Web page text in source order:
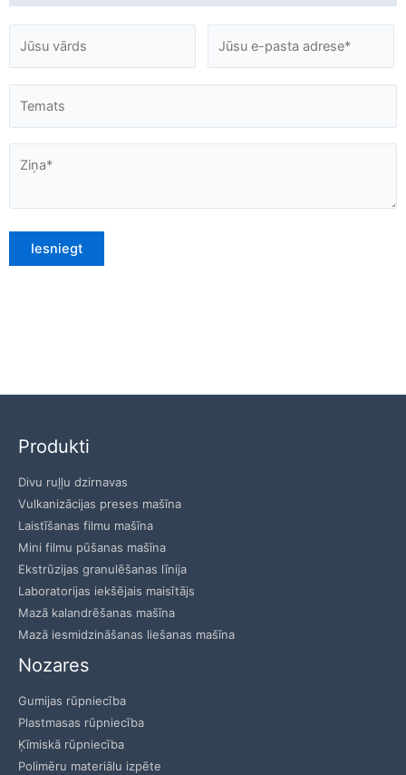
Produkti
Divu ruļļu dzirnavas
Vulkanizācijas preses mašīna
Laistīšanas filmu mašīna
Mini filmu pūšanas mašīna
Ekstrūzijas granulēšanas līnija
Laboratorijas iekšējais maisītājs
Mazā kalandrēšanas mašīna
Mazā iesmidzināšanas liešanas mašīna
Nozares
Gumijas rūpniecība
Plastmasas rūpniecība
Ķīmiskā rūpniecība
Polimēru materiālu izpēte